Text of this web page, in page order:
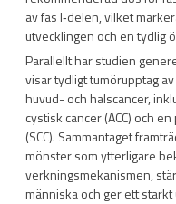
av fas I‑delen, vilket
utvecklingen och en tydlig
Parallellt har studien
visar tydligt tumörupptag av
huvud- och halscancer,
cystisk cancer (ACC) och
(SCC). Sammantaget
mönster som ytterligare
verkningsmekanismen,
människa och ger ett